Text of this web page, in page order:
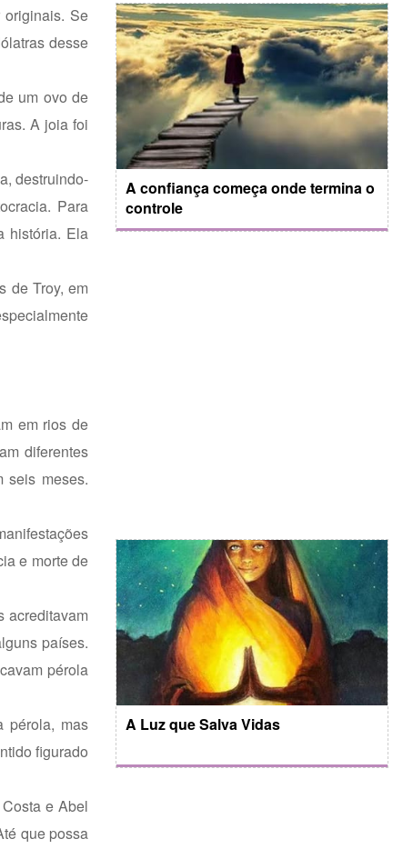
Se
desse
um ovo de
A joia foi
destruindo-
Para
história. Ela
de Troy, em
em rios de
diferentes
seis meses.
e morte de
acreditavam
países.
pérola
pérola, mas
figurado
e Abel
que possa
A confiança começa onde termina o
controle
A Luz que Salva Vidas